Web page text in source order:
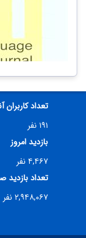
تعداد کاربران
۱۹۱ نفر
بازدید امروز
۴,۴۶۷ نفر
تعداد بازدید
۲,۹۴۸,۰۶۷ نفر